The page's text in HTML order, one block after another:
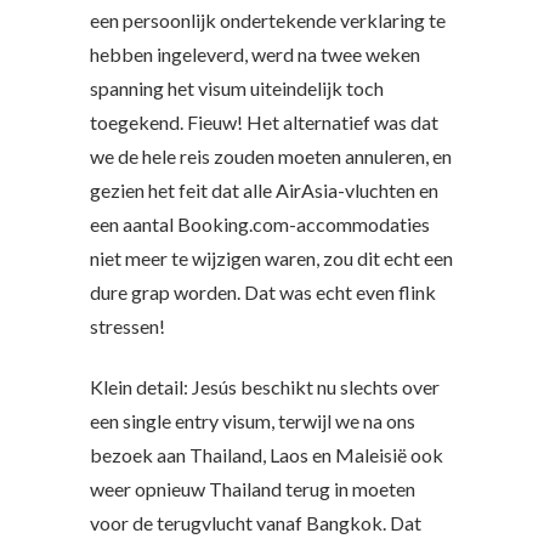
een persoonlijk ondertekende verklaring te
hebben ingeleverd, werd na twee weken
spanning het visum uiteindelijk toch
toegekend. Fieuw! Het alternatief was dat
we de hele reis zouden moeten annuleren, en
gezien het feit dat alle AirAsia-vluchten en
een aantal Booking.com-accommodaties
niet meer te wijzigen waren, zou dit echt een
dure grap worden. Dat was echt even flink
stressen!
Klein detail: Jesús beschikt nu slechts over
een single entry visum, terwijl we na ons
bezoek aan Thailand, Laos en Maleisië ook
weer opnieuw Thailand terug in moeten
voor de terugvlucht vanaf Bangkok. Dat